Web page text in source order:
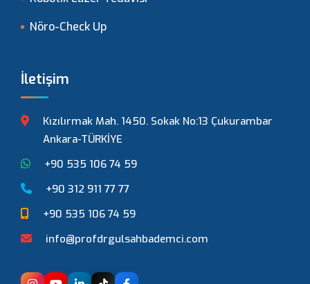
Nöro-Check Up
İletişim
Kızılırmak Mah. 1450. Sokak No:13 Çukurambar
Ankara-TÜRKİYE
+90 535 106 74 59
+90 312 911 77 77
+90 535 106 74 59
info@profdrgulsahbademci.com